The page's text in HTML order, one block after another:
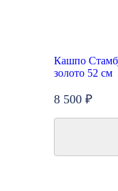
Кашпо
золото 52 см
8 500 ₽